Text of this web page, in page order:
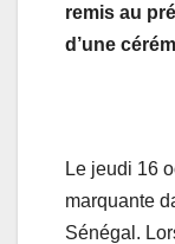
remis au
d’une
Le jeudi 16
marquante
Sénégal.